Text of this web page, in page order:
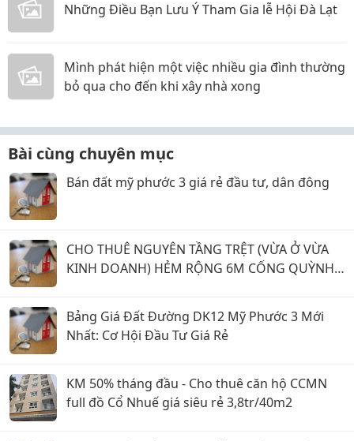
Những Điều Bạn Lưu Ý Tham Gia lễ Hội Đà Lạt
Mình phát hiện một việc nhiều gia đình thường
bỏ qua cho đến khi xây nhà xong
Bài cùng chuyên mục
Bán đất mỹ phước 3 giá rẻ đầu tư, dân đông
CHO THUÊ NGUYÊN TẦNG TRỆT (VỪA Ở VỪA
KINH DOANH) HẺM RỘNG 6M CỐNG QUỲNH,
Bảng Giá Đất Đường DK12 Mỹ Phước 3 Mới
Nhất: Cơ Hội Đầu Tư Giá Rẻ
KM 50% tháng đầu - Cho thuê căn hộ CCMN
full đồ Cổ Nhuế giá siêu rẻ 3,8tr/40m2